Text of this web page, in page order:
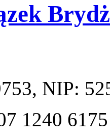
, NIP:
1240